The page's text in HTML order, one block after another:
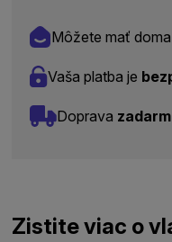
Môžete mať doma
Vaša platba je
Doprava
Zistite viac o